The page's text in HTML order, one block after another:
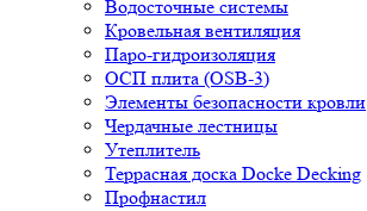
Водосточные системы
Кровельная вентиляция
Паро-гидроизоляция
ОСП плита (OSB-3)
Элементы безопасности кровли
Чердачные лестницы
Утеплитель
Террасная доска Docke Decking
Профнастил